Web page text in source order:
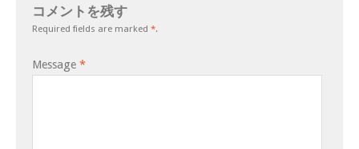
コメントを残す
Required fields are marked *.
Message *